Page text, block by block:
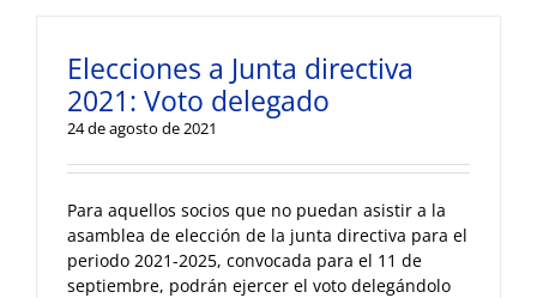
Elecciones a Junta directiva
2021: Voto delegado
24 de agosto de 2021
Para aquellos socios que no puedan asistir a la
asamblea de elección de la junta directiva para el
periodo 2021-2025, convocada para el 11 de
septiembre, podrán ejercer el voto delegándolo